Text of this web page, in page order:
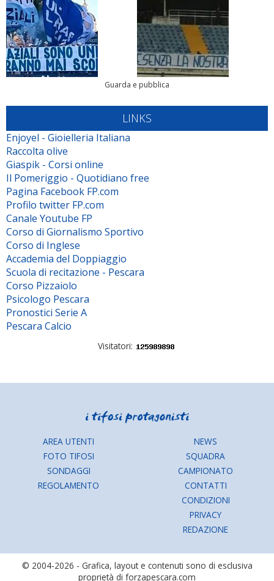
Guarda e pubblica
LINKS
Enjoyel - Gioielleria Italiana
Raccolta olive
Giaspik - Corsi online
Il Pomeriggio - Quotidiano free
Pagina Facebook FP.com
Profilo twitter FP.com
Canale Youtube FP
Corso di Giornalismo Sportivo
Corso di Inglese
Accademia del Doppiaggio
Scuola di recitazione - Pescara
Corso Pizzaiolo
Psicologo Pescara
Pronostici Serie A
Pescara Calcio
Visitatori:
AREA UTENTI
FOTO TIFOSI
SONDAGGI
REGOLAMENTO
NEWS
SQUADRA
CAMPIONATO
CONTATTI
CONDIZIONI
PRIVACY
REDAZIONE
© 2004-2026 - Grafica, layout e contenuti sono di esclusiva
proprietà di forzapescara.com